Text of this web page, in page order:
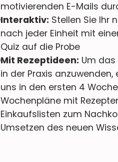
motivierenden E-Mails
Interaktiv: Stellen Sie Ihr
nach jeder Einheit mit
Quiz auf die Probe
Mit Rezeptideen: Um
in der Praxis anzuwenden,
uns in den ersten 4
Wochenpläne mit
Einkaufslisten zum
Umsetzen des neuen